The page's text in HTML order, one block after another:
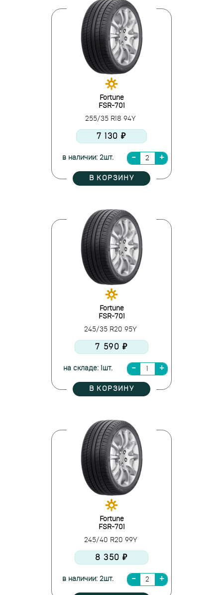
Fortune
FSR-701
255/35 R18 94Y
7 130 ₽
в наличии: 2шт.
В КОРЗИНУ
Fortune
FSR-701
245/35 R20 95Y
7 590 ₽
на складе: 1шт.
В КОРЗИНУ
Fortune
FSR-701
245/40 R20 99Y
8 350 ₽
в наличии: 2шт.